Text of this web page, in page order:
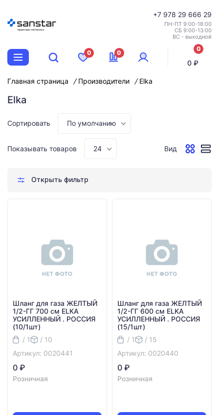
+7 978 29 666 29
ПН-ПТ 9:00-18:00
СБ 9:00-13:00
ВС - выходной
0 0
0
позиций
0 ₽
Главная страница Производители Elka
Elka
Сортировать По умолчанию
Показывать товаров 24 Вид
Открыть фильтр
Шланг для газа ЖЕЛТЫЙ
1/2-ГГ 700 см ELKA
УСИЛЛЕННЫЙ . РОССИЯ
(10/1шт)
/ 1
/ 10
Артикул: 0020441
0 ₽
Розничная
Шланг для газа ЖЕЛТЫЙ
1/2-ГГ 600 см ELKA
УСИЛЛЕННЫЙ . РОССИЯ
(15/1шт)
/ 1
/ 15
Артикул: 0020440
0 ₽
Розничная